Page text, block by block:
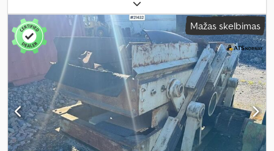
Mažas skelbimas